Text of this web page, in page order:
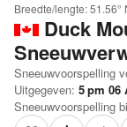
Breedte/lengte:51.56°
Duck
Sneeuwvoorspelling
Uitgegeven: 5 pm 06
Sneeuwvoorspelling